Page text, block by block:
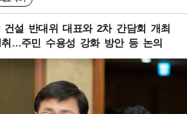
건설 반대위 대표와 2차 간담회 개최
…주민 수용성 강화 방안 등 논의